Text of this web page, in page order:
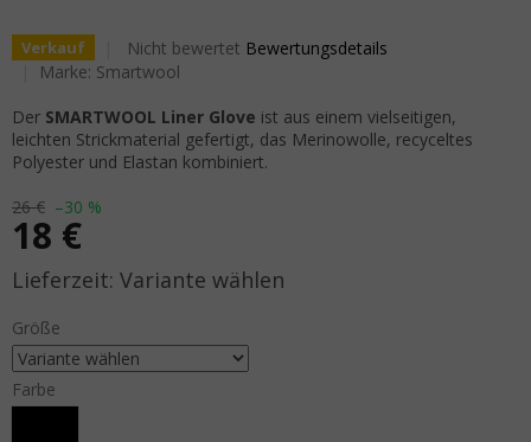
Verkauf Die durchschnittliche Produktbewertung ist 0,0 von
Nicht bewertet Bewertungsdetails
Marke: Smartwool
26 € –30 %
18 €
Verkaufspreis: Variante wählen
Größe
Farbe
Der SMARTWOOL Liner Glove ist aus einem vielseitigen,
leichten Strickmaterial gefertigt, das Merinowolle, recyceltes
Polyester und Elastan kombiniert.